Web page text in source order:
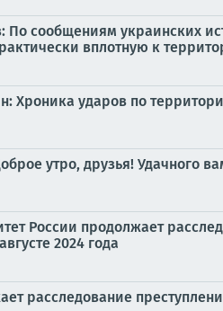
По сообщениям украинских
вплотную к
Хроника ударов по
утро, друзья! Удачного
России продолжает
2024 года
расследование